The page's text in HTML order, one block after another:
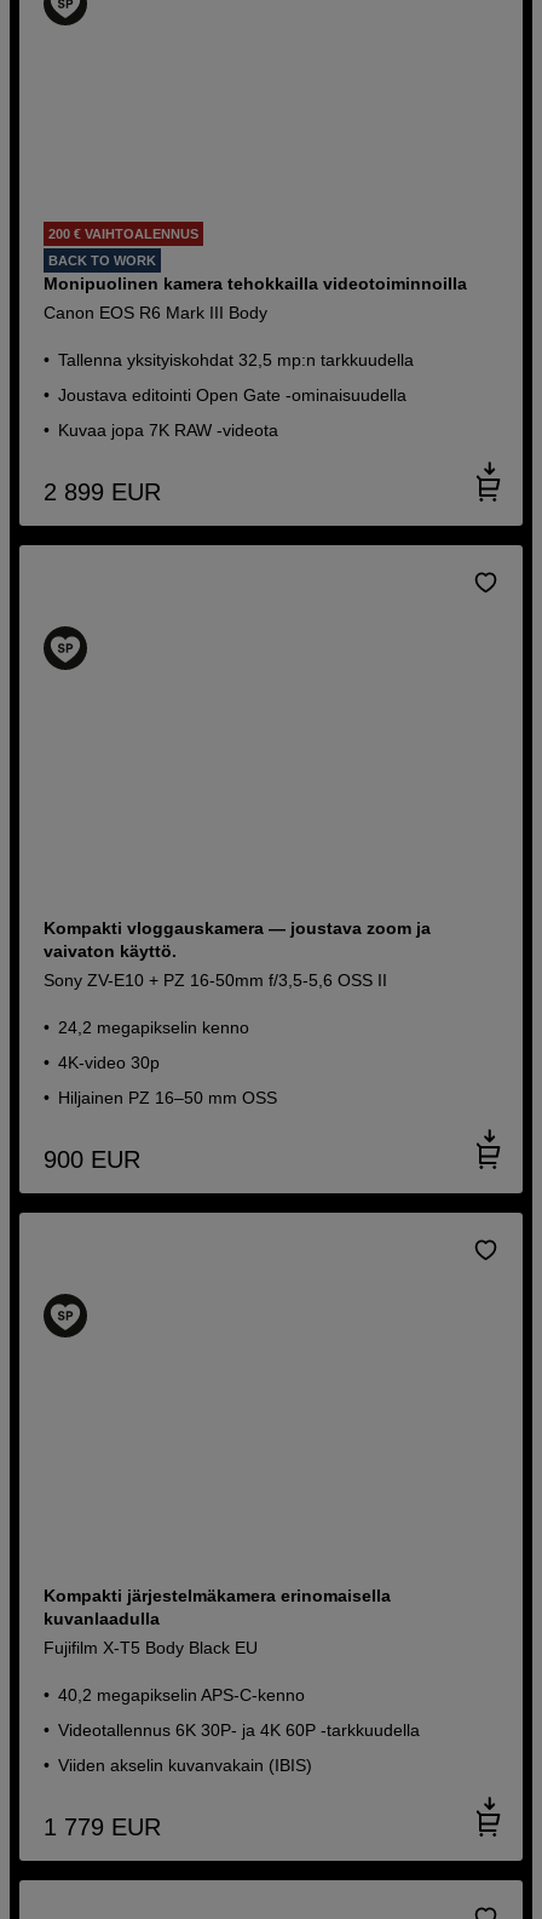
200 € VAIHTOALENNUS
BACK TO WORK
Monipuolinen kamera tehokkailla videotoiminnoilla
Canon EOS R6 Mark III Body
Tallenna yksityiskohdat 32,5 mp:n tarkkuudella
Joustava editointi Open Gate -ominaisuudella
Kuvaa jopa 7K RAW -videota
2 899 EUR
Kompakti vloggauskamera — joustava zoom ja
vaivaton käyttö.
Sony ZV-E10 + PZ 16-50mm f/3,5-5,6 OSS II
24,2 megapikselin kenno
4K-video 30p
Hiljainen PZ 16–50 mm OSS
900 EUR
Kompakti järjestelmäkamera erinomaisella
kuvanlaadulla
Fujifilm X-T5 Body Black EU
40,2 megapikselin APS-C-kenno
Videotallennus 6K 30P- ja 4K 60P -tarkkuudella
Viiden akselin kuvanvakain (IBIS)
1 779 EUR